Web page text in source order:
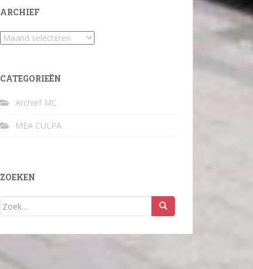
ARCHIEF
Archief
CATEGORIEËN
Archief MC
MEA CULPA
ZOEKEN
Zoek